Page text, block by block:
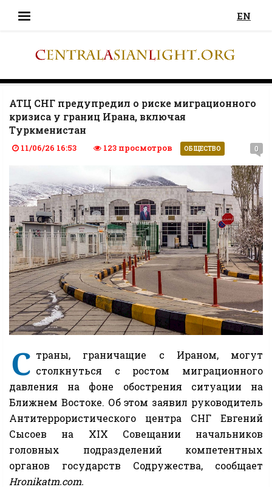
EN
АТЦ СНГ предупредил о риске миграционного
кризиса у границ Ирана, включая
Туркменистан
11/06/26 16:53 123 просмотров ОБЩЕСТВО 0
С траны, граничащие с Ираном, могут
столкнуться с ростом миграционного
давления на фоне обострения ситуации на
Ближнем Востоке. Об этом заявил руководитель
Антитеррористического центра СНГ Евгений
Сысоев на XIX Совещании начальников
головных подразделений компетентных
органов государств Содружества, сообщает
Hronikatm.com.